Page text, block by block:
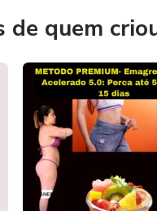
quem